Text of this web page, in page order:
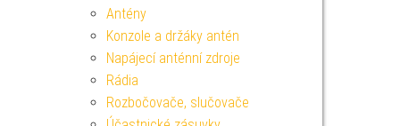
Antény
Konzole a držáky antén
Napájecí anténní zdroje
Rádia
Rozbočovače, slučovače